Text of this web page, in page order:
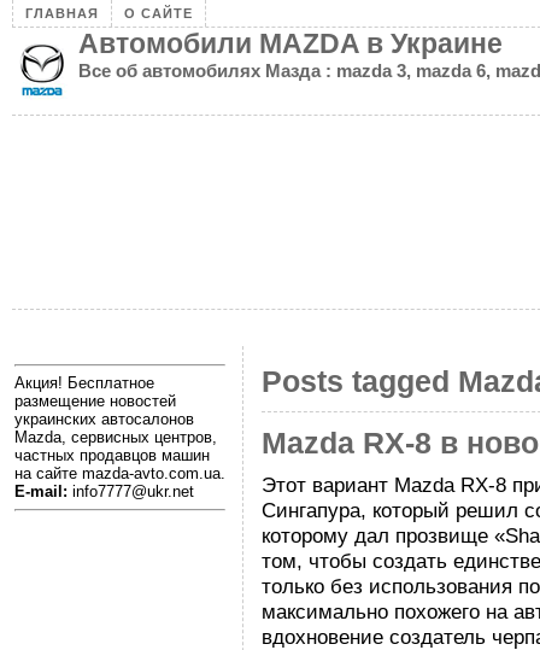
ГЛАВНАЯ О САЙТЕ
Автомобили MAZDA в Украине
Все об автомобилях Мазда : mazda 3, mazda 6,
Posts tagged
Mazda RX-8 в
Этот вариант Mazda RX-8
Сингапура, который решил
которому дал прозвище
том, чтобы создать
только без использования
максимально похожего на
вдохновение создатель
Акция! Бесплатное
размещение новостей
украинских автосалонов
Mazda, сервисных центров,
частных продавцов машин
на сайте mazda-avto.com.ua.
E-mail: info7777@ukr.net